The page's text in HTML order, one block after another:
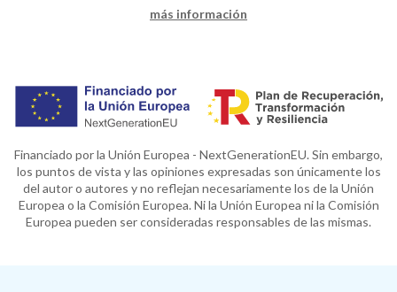
más información
Financiado por la Unión Europea - NextGenerationEU. Sin embargo,
los puntos de vista y las opiniones expresadas son únicamente los
del autor o autores y no reflejan necesariamente los de la Unión
Europea o la Comisión Europea. Ni la Unión Europea ni la Comisión
Europea pueden ser consideradas responsables de las mismas.